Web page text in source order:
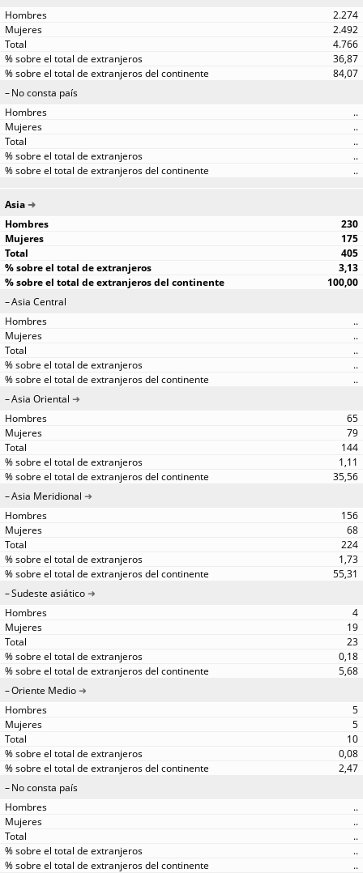
2.274
2.492
4.766
36,87
84,07
No consta país
..
..
..
..
..
Asia
230
175
405
3,13
100,00
Asia Central
..
..
..
..
..
Asia Oriental
65
79
144
1,11
35,56
Asia Meridional
156
68
224
1,73
55,31
Sudeste asiático
4
19
23
0,18
5,68
Oriente Medio
5
5
10
0,08
2,47
No consta país
..
..
..
..
..